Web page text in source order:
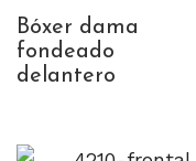
Bóxer dama
fondeado
delantero